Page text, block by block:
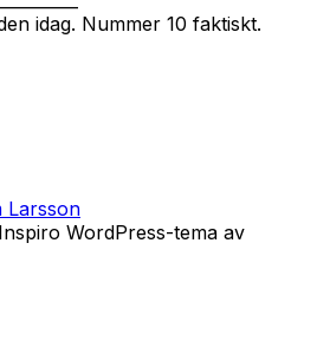
idag. Nummer 10 faktiskt.
Larsson
Inspiro WordPress-tema av